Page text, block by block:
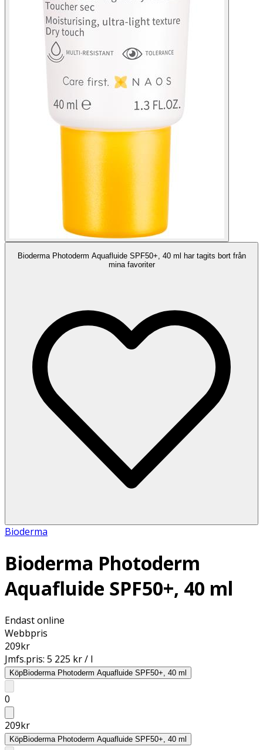
Bioderma Photoderm Aquafluide SPF50+, 40 ml har tagits bort från
mina favoriter
Bioderma
Bioderma Photoderm
Aquafluide SPF50+, 40 ml
Endast online
Webbpris
209kr
Jmfs.pris: 5 225 kr / l
KöpBioderma Photoderm Aquafluide SPF50+, 40 ml
0
209kr
KöpBioderma Photoderm Aquafluide SPF50+, 40 ml